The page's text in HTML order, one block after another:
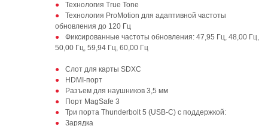
Технология True Tone
Технология ProMotion для адаптивной частоты
обновления до 120 Гц
Фиксированные частоты обновления: 47,95 Гц, 48,00 Гц,
50,00 Гц, 59,94 Гц, 60,00 Гц
Слот для карты SDXC
HDMI-порт
Разъем для наушников 3,5 мм
Порт MagSafe 3
Три порта Thunderbolt 5 (USB-C) с поддержкой:
Зарядка